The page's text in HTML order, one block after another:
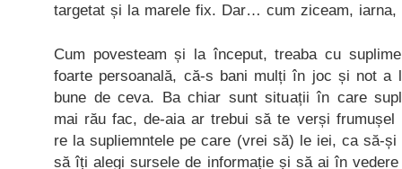
targetat și la marele fix. Dar… cum ziceam, iarna,
Cum povesteam și la început, treaba cu
foarte persoanală, că-s bani mulți în joc și not a
bune de ceva. Ba chiar sunt situații în care
mai rău fac, de-aia ar trebui să te verși frumușel
re la supliemntele pe care (vrei să) le iei, ca să-
să îți alegi sursele de informație și să ai în